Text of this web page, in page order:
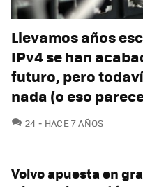
Llevamos años
IPv4 se han
futuro, pero
nada (o eso
24 COMENTARIOS
HACE 7 AÑOS
Volvo apuesta en